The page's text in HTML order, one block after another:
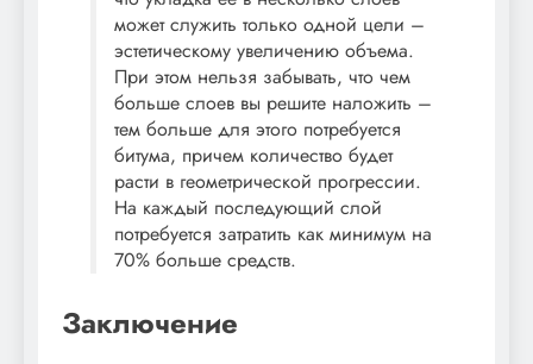
может служить только одной цели –
эстетическому увеличению объема.
При этом нельзя забывать, что чем
больше слоев вы решите наложить –
тем больше для этого потребуется
битума, причем количество будет
расти в геометрической прогрессии.
На каждый последующий слой
потребуется затратить как минимум на
70% больше средств.
Заключение